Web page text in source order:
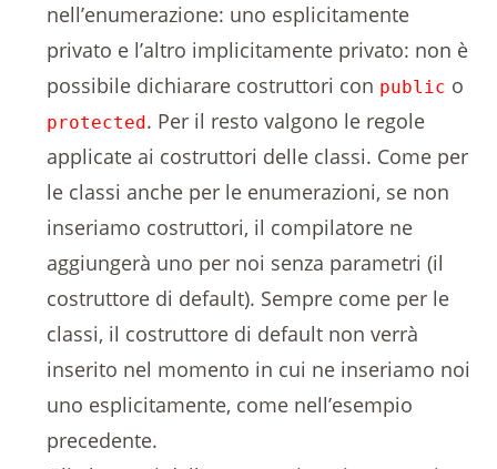
nell’enumerazione: uno esplicitamente
privato e l’altro implicitamente privato: non è
possibile dichiarare costruttori con public o
protected . Per il resto valgono le regole
applicate ai costruttori delle classi. Come per
le classi anche per le enumerazioni, se non
inseriamo costruttori, il compilatore ne
aggiungerà uno per noi senza parametri (il
costruttore di default). Sempre come per le
classi, il costruttore di default non verrà
inserito nel momento in cui ne inseriamo noi
uno esplicitamente, come nell’esempio
precedente.